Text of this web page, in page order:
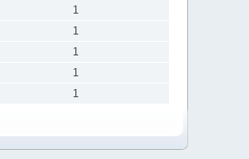
1
1
1
1
1